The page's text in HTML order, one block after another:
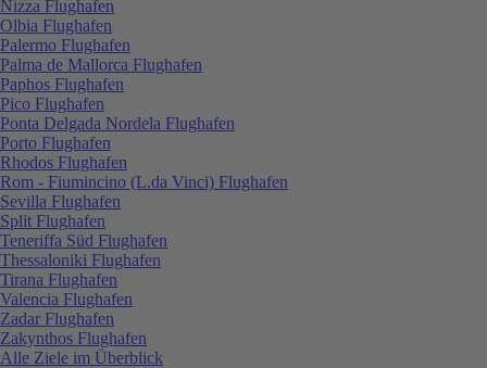
Nizza Flughafen
Olbia Flughafen
Palermo Flughafen
Palma de Mallorca Flughafen
Paphos Flughafen
Pico Flughafen
Ponta Delgada Nordela Flughafen
Porto Flughafen
Rhodos Flughafen
Rom - Fiumincino (L.da Vinci) Flughafen
Sevilla Flughafen
Split Flughafen
Teneriffa Süd Flughafen
Thessaloniki Flughafen
Tirana Flughafen
Valencia Flughafen
Zadar Flughafen
Zakynthos Flughafen
Alle Ziele im Überblick